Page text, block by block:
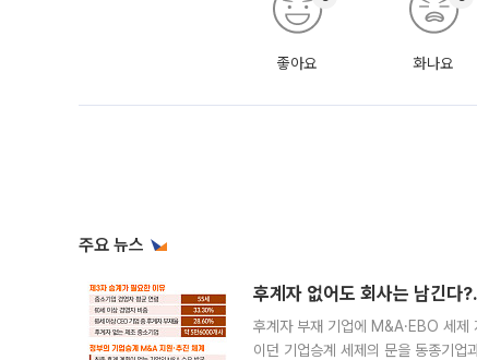
좋아요 화나요
주요 뉴스
후계자 없어도 회사는 남긴다
후계자 부재 기업에 M&A·EBO 세제
이던 기업승계 세제의 문을 동종기업